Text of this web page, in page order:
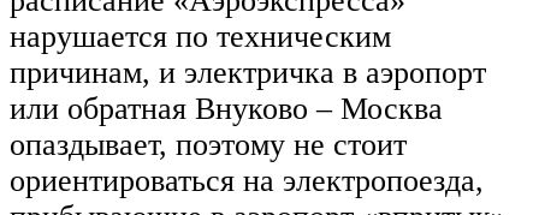
нарушается по техническим
причинам, и электричка в аэропорт
или обратная Внуково – Москва
опаздывает, поэтому не стоит
ориентироваться на электропоезда,